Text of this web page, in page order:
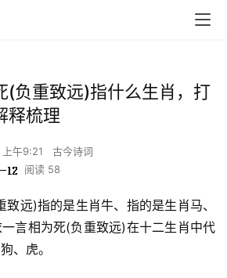
(负重致远)指什么生肖，打
释梳理
午9:21
古今诗词
阅读 58
远)指的是生肖牛、指的是生肖马、
言相为死(负重致远)在十二生肖中代
、虎。